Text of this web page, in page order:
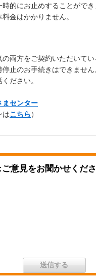
的にお止めすることがで
金はかかりません。
両方をご契約いただいて
停止のお手続きはできませ
ださい。
まセンター
はこちら）
意見をお聞かせくだ